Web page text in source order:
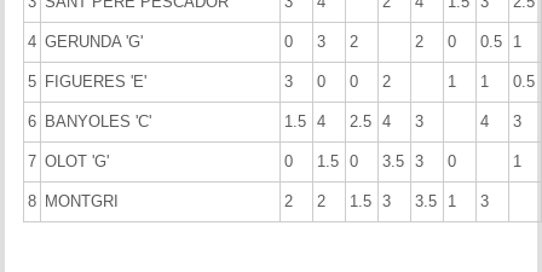
4 GERUNDA 'G' 0 3 2 2 0 0.5 1
5 FIGUERES 'E' 3 0 0 2 1 1 0.5
6 BANYOLES 'C' 1.5 4 2.5 4 3 4 3
7 OLOT 'G' 0 1.5 0 3.5 3 0 1
8 MONTGRI 2 2 1.5 3 3.5 1 3